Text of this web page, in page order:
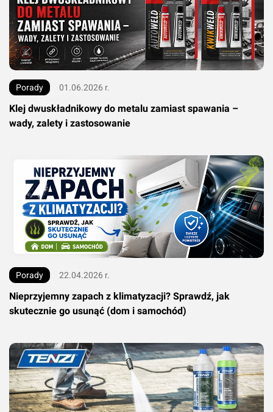
Porady 01.06.2026 r.
Klej dwuskładnikowy do metalu zamiast spawania –
wady, zalety i zastosowanie
Porady 22.04.2026 r.
Nieprzyjemny zapach z klimatyzacji? Sprawdź, jak
skutecznie go usunąć (dom i samochód)